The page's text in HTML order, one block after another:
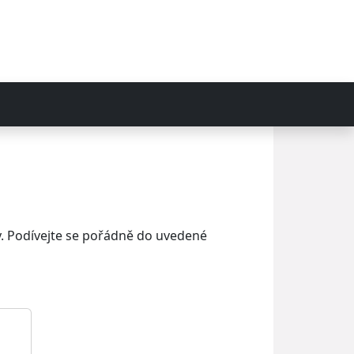
Podívejte se pořádně do uvedené